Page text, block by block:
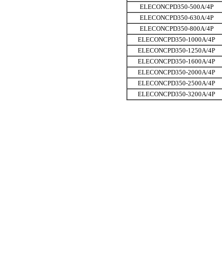
ELECONCPD350-500A/4P
ELECONCPD350-630A/4P
ELECONCPD350-800A/4P
ELECONCPD350-1000A/4P
ELECONCPD350-1250A/4P
ELECONCPD350-1600A/4P
ELECONCPD350-2000A/4P
ELECONCPD350-2500A/4P
ELECONCPD350-3200A/4P